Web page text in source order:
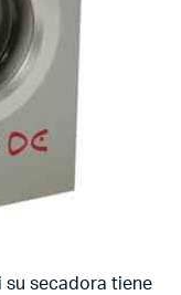
su secadora tiene